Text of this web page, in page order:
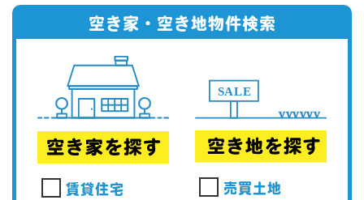
空き家・空き地物件検索
賃貸住宅 売買土地